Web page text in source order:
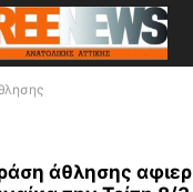
άθλησης